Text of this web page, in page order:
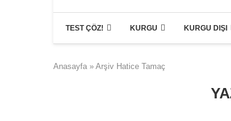
TEST ÇÖZ! KURGU KURGU DIŞI
Anasayfa » Arşiv Hatice Tamaç